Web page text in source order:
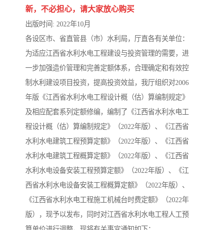
新，不必担心，请大家放心购买
出版时间: 2022年10月
各设区市、省直管县（市）水利局，厅直各有关单位：
为适应江西省水利水电工程建设与投资管理的需要，进
一步加强造价管理和完善定额体系，合理确定和有效控
制水利建设项目投资，提高投资效益，我厅组织对2006
年版《江西省水利水电工程设计概（估）算编制规定》
及相应配套系列定额修编，编制了《江西省水利水电工
程设计概（估）算编制规定》（2022年版）、《江西省
水利水电建筑工程预算定额》（2022年版）、《江西省
水利水电建筑工程概算定额》（2022年版）、《江西省
水利水电设备安装工程预算定额》（2022年版）、《江
西省水利水电设备安装工程概算定额》（2022年版）、
《江西省水利水电工程施工机械台时费定额》（2022年
版），现予以发布，同时对江西省水利水电工程人工预
验评定标准
广西建筑安装工程预算定 内河沿海港口疏浚定额
*考军校教材 黑龙江建设工程计价定额
依据
海南省建设工程预算定额 浙江省建设工程预算定额
电力工程预算概算定额 重庆市建设工程计价定额
江苏省建设工程计价定额 深圳市建设工程消耗量定
云南省建设工程预算定额 2020民法典
陕西省水利工程概预算定 宁夏建设工程计价定额
冶金工业建设工程概算定 河北省建设工程消耗量定